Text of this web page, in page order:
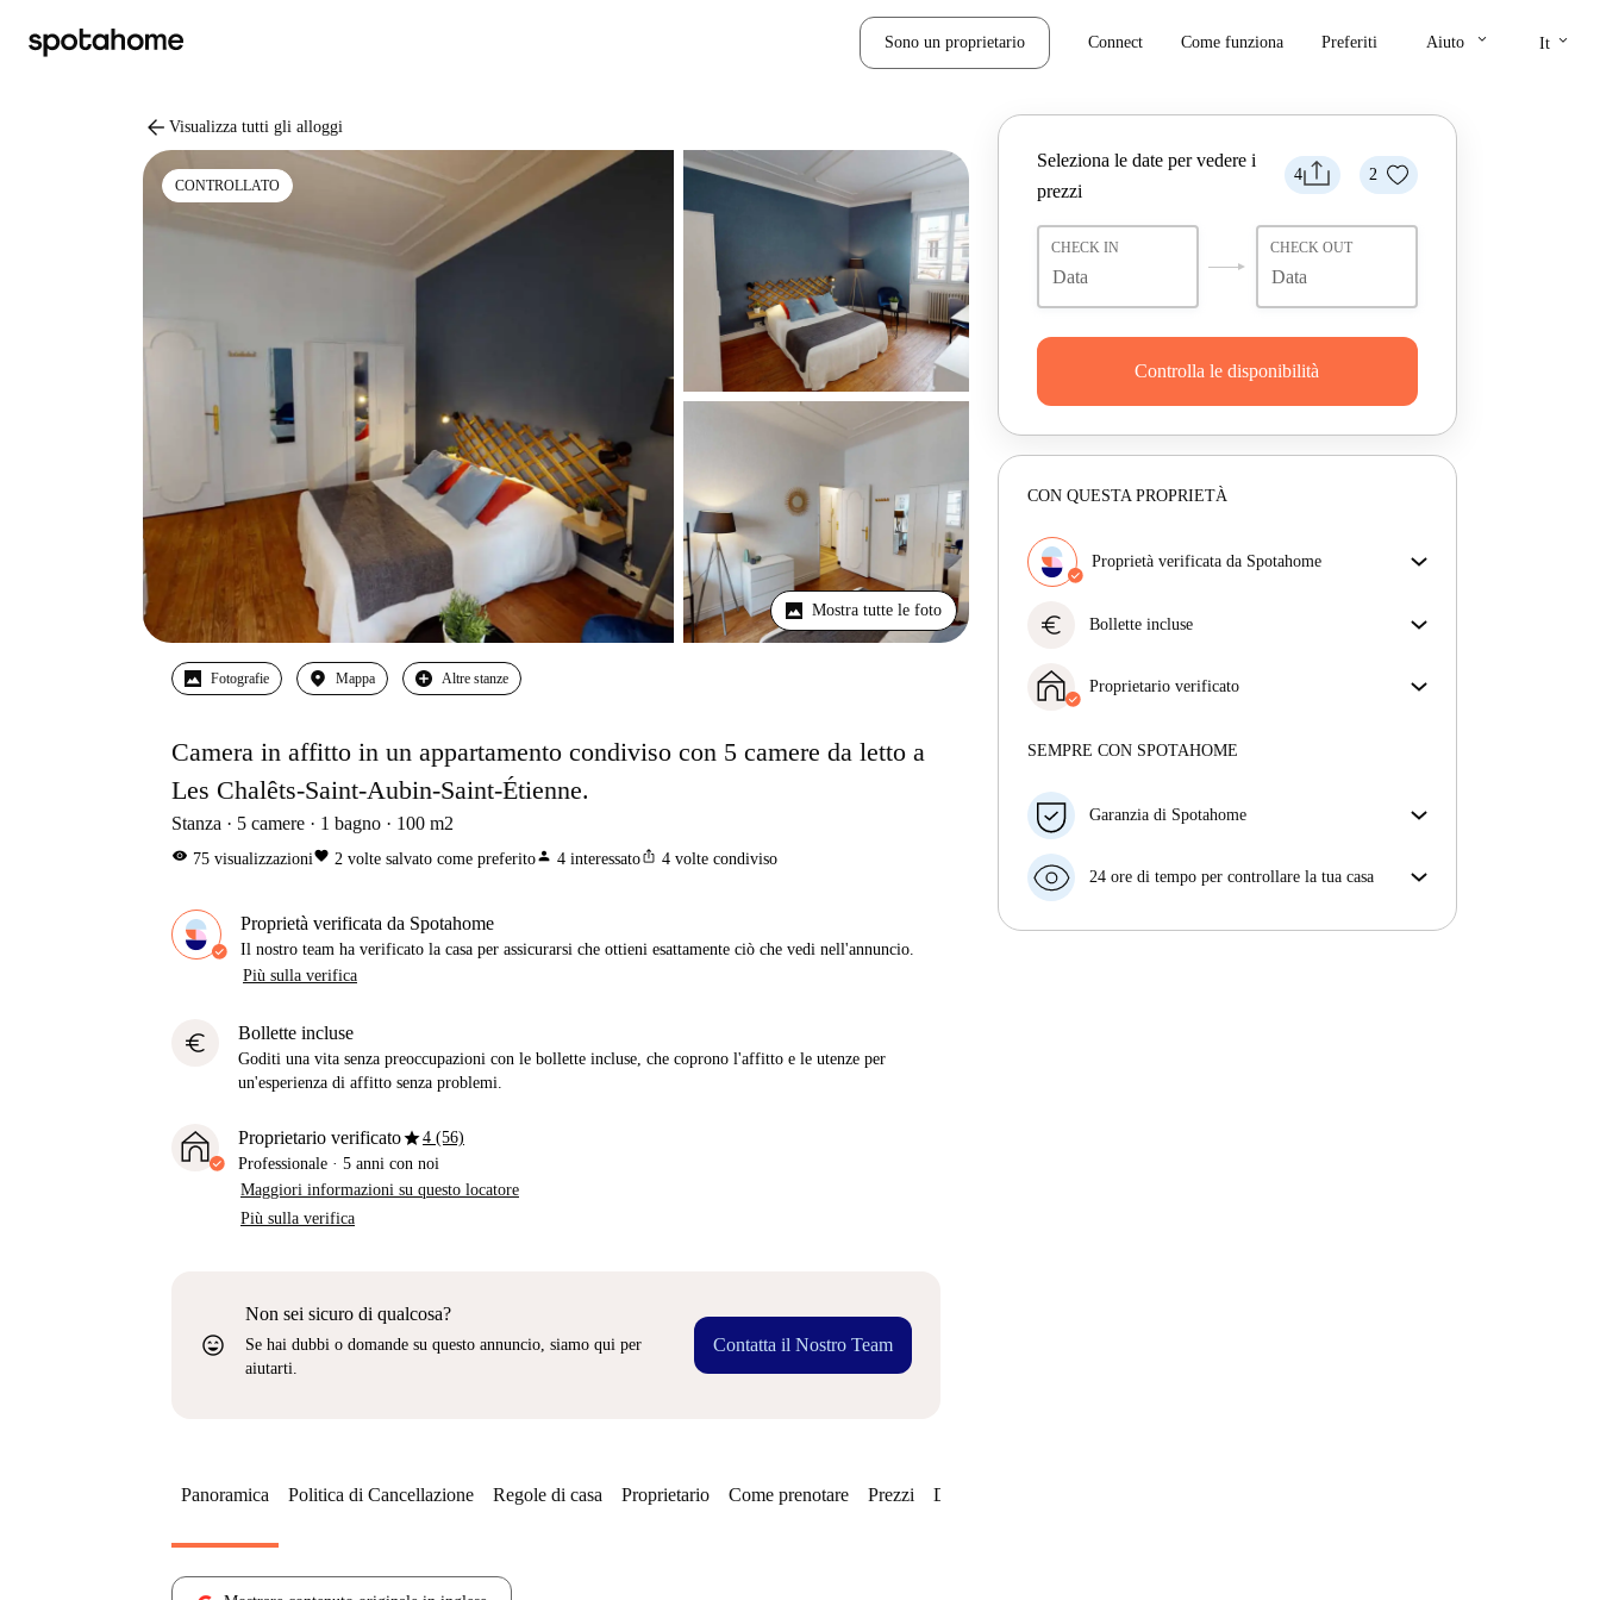
Sono un proprietario Connect Come funziona Preferiti Aiuto keyboard_arrow_down It keyboard_arrow_down
arrow_back Visualizza tutti gli alloggi
CONTROLLATO
Mostra tutte le foto
Fotografie Mappa Altre stanze
Camera in affitto in un appartamento condiviso con 5 camere da letto a
Les Chalêts-Saint-Aubin-Saint-Étienne.
Stanza 5 camere 1 bagno 100 m2
visibility 75 visualizzazionifavorite 2 volte salvato come preferitoperson 4 interessatoios_share 4 volte condiviso
Proprietà verificata da Spotahome
Il nostro team ha verificato la casa per assicurarsi che ottieni esattamente ciò che vedi nell'annuncio.
Più sulla verifica
euro Bollette incluse
Goditi una vita senza preoccupazioni con le bollette incluse, che coprono l'affitto e le utenze per
un'esperienza di affitto senza problemi.
Proprietario verificatostar4 (56)
Professionale · 5 anni con noi
Maggiori informazioni su questo locatore
Più sulla verifica
sentiment_very_satisfied
Non sei sicuro di qualcosa?
Se hai dubbi o domande su questo annuncio, siamo qui per
aiutarti.
Contatta il Nostro Team
4 2
Seleziona le date per vedere i
prezzi
CHECK IN CHECK OUT
Controlla le disponibilità
CON QUESTA PROPRIETÀ
Proprietà verificata da Spotahome
ottieni esattamente ciò che vedi nell'annuncio.
euro Bollette incluse
incluse, che coprono l'affitto e le utenze per
un'esperienza di affitto senza problemi.
Proprietario verificato
Maggiori informazioni su questo locatore
SEMPRE CON SPOTAHOME
Garanzia di Spotahome
con breve preavviso, noi A) ti pagheremo un hotel e
B) ti rimborseremo totalmente
24 ore di tempo per controllare la tua casa
Panoramica Politica di Cancellazione Regole di casa Proprietario Come prenotare Prezzi Disponibilità